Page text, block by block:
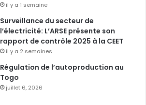
il y a 1 semaine
Surveillance du secteur de
l’électricité: L’ARSE présente son
rapport de contrôle 2025 à la CEET
il y a 2 semaines
Régulation de l’autoproduction au
Togo
juillet 6, 2026